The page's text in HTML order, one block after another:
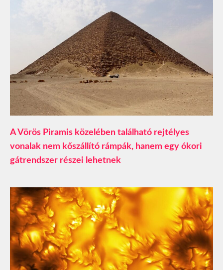
A Vörös Piramis közelében található rejtélyes
vonalak nem kőszállító rámpák, hanem egy ókori
gátrendszer részei lehetnek